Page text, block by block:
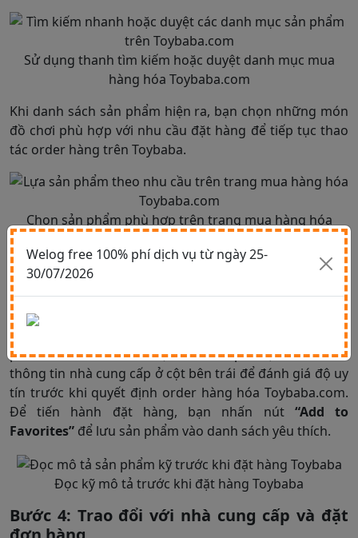
Sử dụng thanh tìm kiếm hoặc duyệt danh mục mua
hàng hóa Toybaba.com
Khi danh sách sản phẩm hiện ra, bạn chọn những món
đồ chơi phù hợp với nhu cầu đặt hàng để tiếp tục thao
tác order hàng trên Toybaba.
Chọn sản phẩm phù hợp trên trang mua hàng hóa
Bước 3: Thêm sản phẩm vào giỏ và kiểm
tra chi tiết
Khi đã chọn được món đồ chơi phù hợp, bạn nhấn vào
sản phẩm để xem thông tin chi tiết. Tại đây, hãy đọc kỹ
phần“Product Details”(mô tả sản phẩm) và kiểm tra
thông tin nhà cung cấp ở cột bên trái để đánh giá độ uy
tín trước khi quyết định order hàng hóa Toybaba.com.
Để tiến hành đặt hàng, bạn nhấn nút “Add to
Favorites” để lưu sản phẩm vào danh sách yêu thích.
Đọc kỹ mô tả trước khi đặt hàng Toybaba
Bước 4: Trao đổi với nhà cung cấp và đặt
Welog free 100% phí dịch vụ từ ngày 25-
30/07/2026